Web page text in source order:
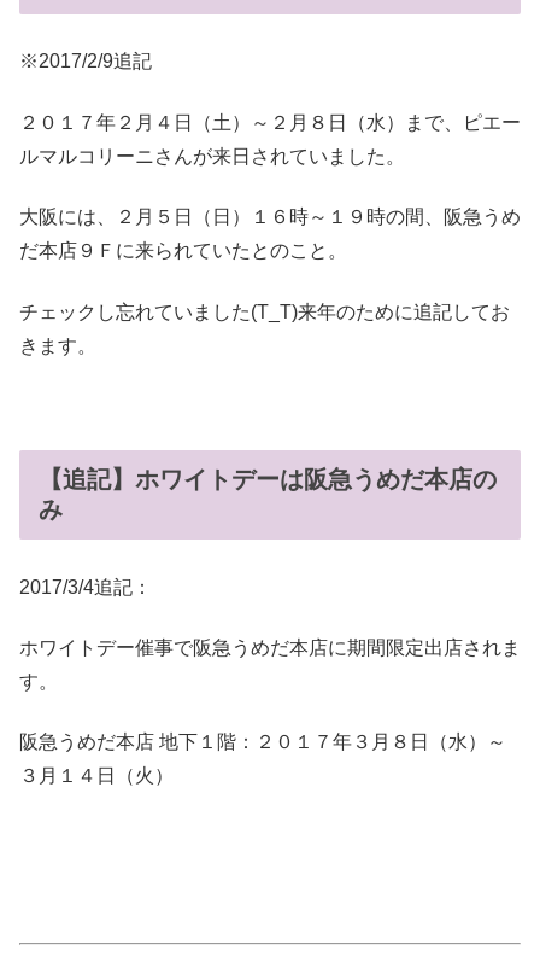
※2017/2/9追記
２０１７年２月４日（土）～２月８日（水）まで、ピエー
ルマルコリーニさんが来日されていました。
大阪には、２月５日（日）１６時～１９時の間、阪急うめ
だ本店９Ｆに来られていたとのこと。
チェックし忘れていました(T_T)来年のために追記してお
きます。
【追記】ホワイトデーは阪急うめだ本店の
み
2017/3/4追記：
ホワイトデー催事で阪急うめだ本店に期間限定出店されま
す。
阪急うめだ本店 地下１階：２０１７年３月８日（水）～
３月１４日（火）